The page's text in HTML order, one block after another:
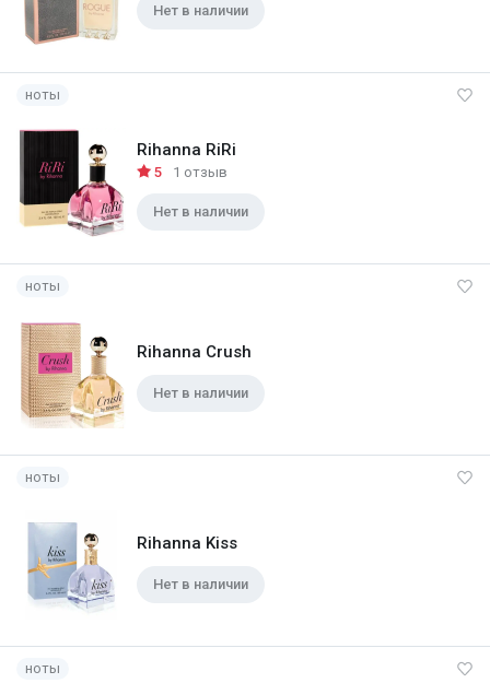
Нет в наличии
ноты
Rihanna RiRi
5 1 отзыв
Нет в наличии
ноты
Rihanna Crush
Нет в наличии
ноты
Rihanna Kiss
Нет в наличии
ноты